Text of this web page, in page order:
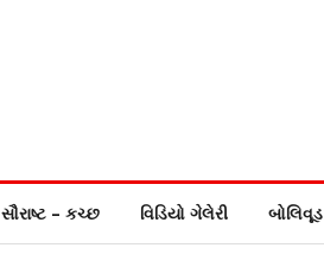
સૌરાષ્ટ – કચ્છ વિડિયો ગેલેરી બોલિવૂડ